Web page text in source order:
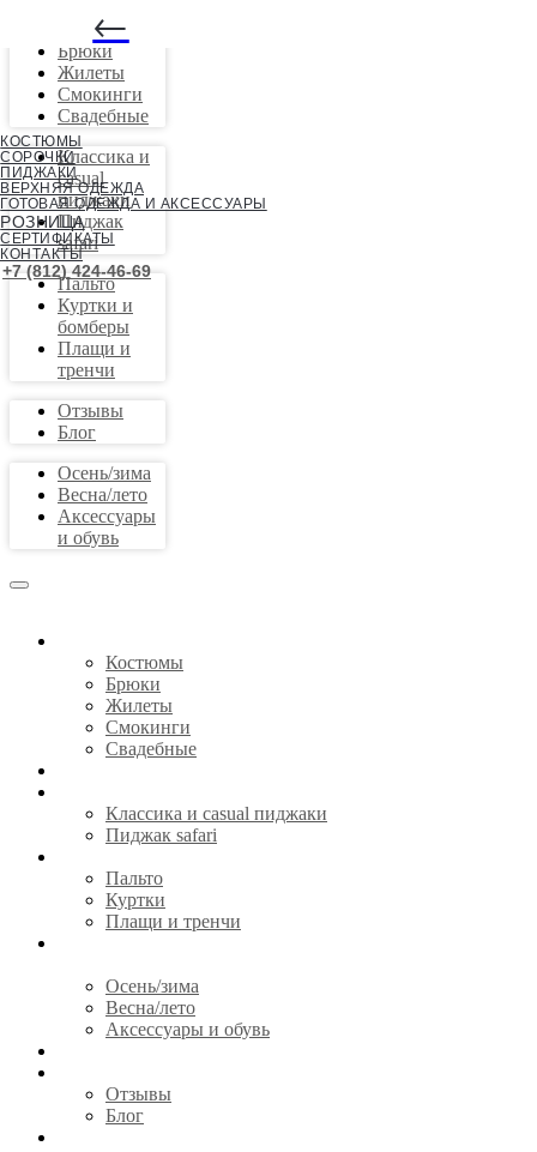
КОСТЮМЫ
←
СОРОЧКИ
ПИДЖАКИ
ВЕРХНЯЯ ОДЕЖДА
ГОТОВАЯ ОДЕЖДА И АКСЕССУАРЫ
РОЗНИЦА
СЕРТИФИКАТЫ
КОНТАКТЫ
+7 (812) 424-46-69
Костюмы
Брюки
Жилеты
Смокинги
Свадебные
Классика и
casual
пиджаки
Пиджак
safari
Пальто
Куртки и
бомберы
Плащи и
тренчи
Отзывы
Блог
Осень/зима
Весна/лето
Аксессуары
и обувь
Костюмы
Брюки
Жилеты
Смокинги
Свадебные
Классика и casual пиджаки
Пиджак safari
Пальто
Куртки
Плащи и тренчи
Осень/зима
Весна/лето
Аксессуары и обувь
Отзывы
Блог